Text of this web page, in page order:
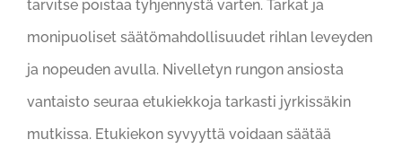
tarvitse poistaa tyhjennystä varten. Tarkat ja
monipuoliset säätömahdollisuudet rihlan leveyden
ja nopeuden avulla. Nivelletyn rungon ansiosta
vantaisto seuraa etukiekkoja tarkasti jyrkissäkin
mutkissa. Etukiekon syvyyttä voidaan säätää